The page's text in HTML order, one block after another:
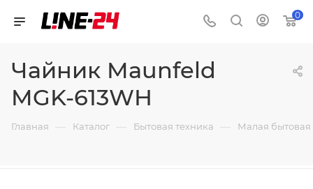
0
Чайник Maunfeld
MGK-613WH
Главная — Каталог — Бытовая техника — Малая бытовая